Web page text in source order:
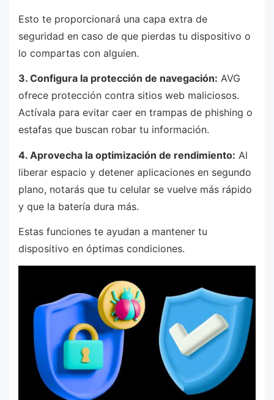
Esto te proporcionará una capa extra de
seguridad en caso de que pierdas tu dispositivo o
lo compartas con alguien.
3. Configura la protección de navegación: AVG
ofrece protección contra sitios web maliciosos.
Actívala para evitar caer en trampas de phishing o
estafas que buscan robar tu información.
4. Aprovecha la optimización de rendimiento: Al
liberar espacio y detener aplicaciones en segundo
plano, notarás que tu celular se vuelve más rápido
y que la batería dura más.
Estas funciones te ayudan a mantener tu
dispositivo en óptimas condiciones.